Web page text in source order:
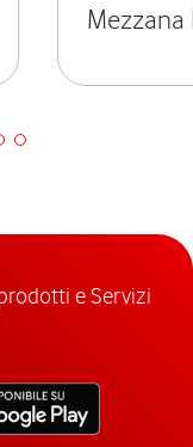
Mezzana
e Servizi